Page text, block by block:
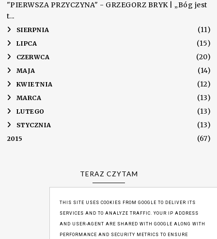
"PIERWSZA PRZYCZYNA" - GRZEGORZ BRYK | „Bóg jest
t...
► SIERPNIA (11)
► LIPCA (15)
► CZERWCA (20)
► MAJA (14)
► KWIETNIA (12)
► MARCA (13)
► LUTEGO (13)
► STYCZNIA (13)
2015 (67)
TERAZ CZYTAM
WYŚWIETLENIA
THIS SITE USES COOKIES FROM GOOGLE TO DELIVER ITS
SERVICES AND TO ANALYZE TRAFFIC. YOUR IP ADDRESS
AND USER-AGENT ARE SHARED WITH GOOGLE ALONG WITH
PERFORMANCE AND SECURITY METRICS TO ENSURE